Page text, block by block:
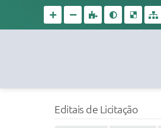
Editais de Licitação